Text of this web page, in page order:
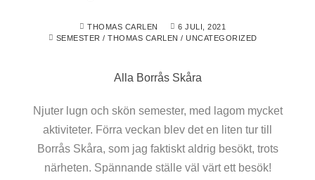
THOMAS CARLEN
6 JULI, 2021
SEMESTER / THOMAS CARLEN / UNCATEGORIZED
Alla Borrås Skåra
Njuter lugn och skön semester, med lagom mycket
aktiviteter. Förra veckan blev det en liten tur till
Borrås Skåra, som jag faktiskt aldrig besökt, trots
närheten. Spännande ställe väl värt ett besök!